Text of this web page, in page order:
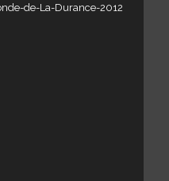
de-La-Durance-2012